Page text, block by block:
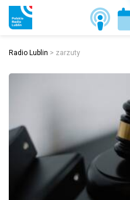
Radio Lublin > zarzuty